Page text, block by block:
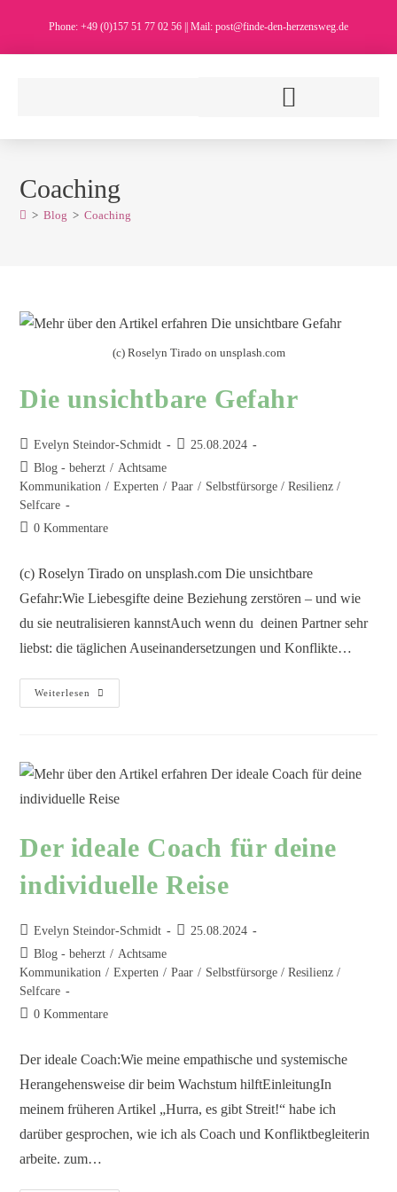
Phone: +49 (0)157 51 77 02 56 || Mail: post@finde-den-herzensweg.de
Coaching
> Blog > Coaching
(c) Roselyn Tirado on unsplash.com
Die unsichtbare Gefahr
Evelyn Steindor-Schmidt
25.08.2024
Blog - beherzt / Achtsame
Kommunikation / Experten / Paar / Selbstfürsorge / Resilienz /
Selfcare
0 Kommentare
(c) Roselyn Tirado on unsplash.com Die unsichtbare
Gefahr:Wie Liebesgifte deine Beziehung zerstören – und wie
du sie neutralisieren kannstAuch wenn du deinen Partner sehr
liebst: die täglichen Auseinandersetzungen und Konflikte…
Weiterlesen
Der ideale Coach für deine
individuelle Reise
Evelyn Steindor-Schmidt
25.08.2024
Blog - beherzt / Achtsame
Kommunikation / Experten / Paar / Selbstfürsorge / Resilienz /
Selfcare
0 Kommentare
Der ideale Coach:Wie meine empathische und systemische
Herangehensweise dir beim Wachstum hilftEinleitungIn
meinem früheren Artikel „Hurra, es gibt Streit!“ habe ich
darüber gesprochen, wie ich als Coach und Konfliktbegleiterin
arbeite. zum…